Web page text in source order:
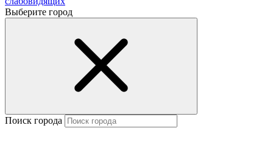
Выберите город
Поиск города